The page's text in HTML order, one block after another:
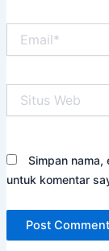
Web
Simpan
untuk komentar